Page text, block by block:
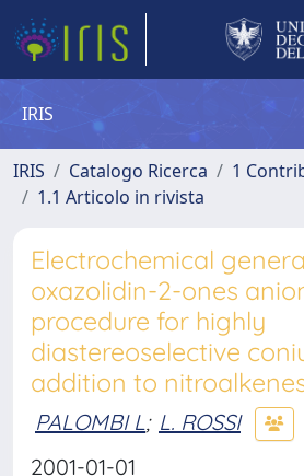
IRIS
IRIS Catalogo Ricerca
1
1.1 Articolo in rivista
Electrochemical
oxazolidin-2-ones
procedure for highly
diastereoselective
addition to
PALOMBI L; L. ROSSI
2001-01-01